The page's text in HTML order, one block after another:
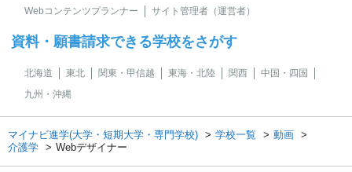
Webコンテンツプランナー
サイト管理者（運営者）
資料・願書請求できる学校をさがす
北海道 東北 関東・甲信越 東海・北陸 関西
中国・四国
九州・沖縄
マイナビ進学(大学・短期大学・専門学校) 学校一覧
動画
介護学
Webデザイナー